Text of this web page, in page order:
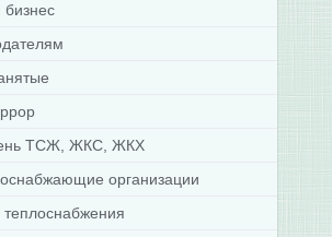
ТСЖ, ЖКС, ЖКХ
организации